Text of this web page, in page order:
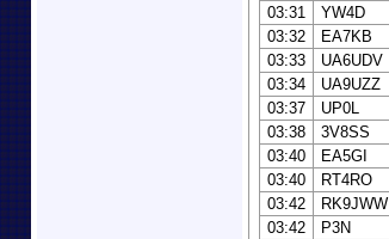
03:31
YW4D
03:32
EA7KB
03:33
UA6UDV
03:34
UA9UZZ
03:37
UP0L
03:38
3V8SS
03:40
EA5GI
03:40
RT4RO
03:42
RK9JWW
03:42
P3N